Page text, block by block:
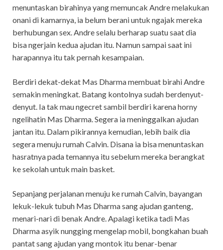
menuntaskan birahinya yang memuncak Andre melakukan
onani di kamarnya, ia belum berani untuk ngajak mereka
berhubungan sex. Andre selalu berharap suatu saat dia
bisa ngerjain kedua ajudan itu. Namun sampai saat ini
harapannya itu tak pernah kesampaian.
Berdiri dekat-dekat Mas Dharma membuat birahi Andre
semakin meningkat. Batang kontolnya sudah berdenyut-
denyut. Ia tak mau ngecret sambil berdiri karena horny
ngelihatin Mas Dharma. Segera ia meninggalkan ajudan
jantan itu. Dalam pikirannya kemudian, lebih baik dia
segera menuju rumah Calvin. Disana ia bisa menuntaskan
hasratnya pada temannya itu sebelum mereka berangkat
ke sekolah untuk main basket.
Sepanjang perjalanan menuju ke rumah Calvin, bayangan
lekuk-lekuk tubuh Mas Dharma sang ajudan ganteng,
menari-nari di benak Andre. Apalagi ketika tadi Mas
Dharma asyik nungging mengelap mobil, bongkahan buah
pantat sang ajudan yang montok itu benar-benar